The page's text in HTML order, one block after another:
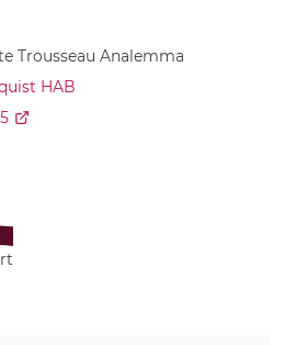
Trousseau Analemma
HAB